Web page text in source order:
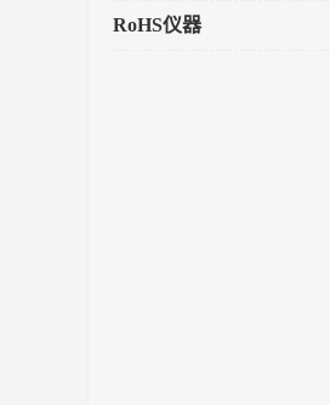
RoHS仪器